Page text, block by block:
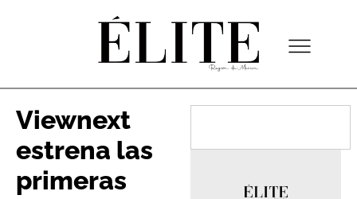
Viewnext
estrena las
primeras